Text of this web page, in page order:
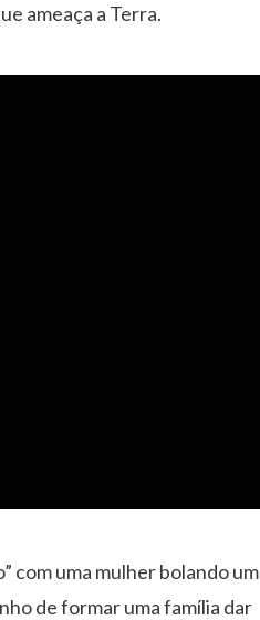
ameaça a Terra.
com uma mulher bolando um
de formar uma família dar